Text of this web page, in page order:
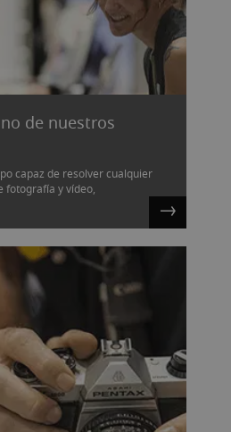
de nuestros
capaz de resolver cualquier
fotografía y vídeo,